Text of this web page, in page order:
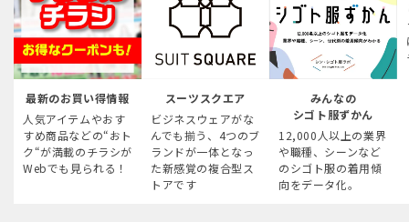
最新のお買い得情報
人気アイテムやおす
すめ商品などの“おト
ク“が満載のチラシが
Webでも見られる！
スーツスクエア
ビジネスウェアがな
んでも揃う、4つのブ
ランドが一体となっ
た新感覚の複合型ス
トアです
みんなの
シゴト服ずかん
12,000人以上の業界
や職種、シーンなど
のシゴト服の着用傾
向をデータ化。